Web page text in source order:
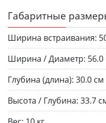
Габаритные
Ширина встраивания:
Ширина / Диаметр: 56.0
Глубина (длина): 30.0 см
Высота / Глубина: 33.7